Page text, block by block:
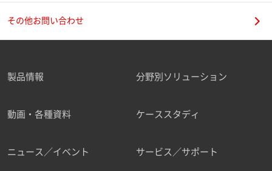
その他お問い合わせ
製品情報 分野別ソリューション
動画・各種資料 ケーススタディ
ニュース／イベント サービス／サポート